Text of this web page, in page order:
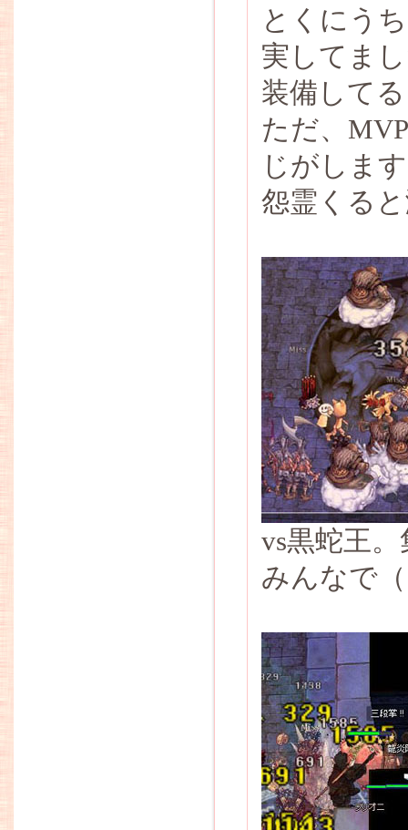
とくにう
実してま
装備して
ただ、
じがしま
怨霊くる
vs黒蛇王
みんなで